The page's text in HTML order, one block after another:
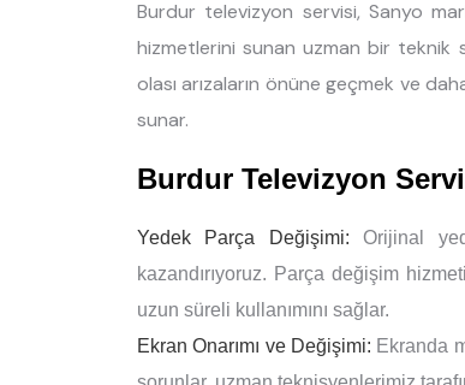
Burdur televizyon servisi, Sanyo
hizmetlerini sunan uzman bir teknik
olası arızaların önüne geçmek ve
sunar.
Burdur Televizyon
Yedek Parça Değişimi: Orijinal
kazandırıyoruz. Parça değişim
uzun süreli kullanımını sağlar.
Ekran Onarımı ve Değişimi: Ekranda